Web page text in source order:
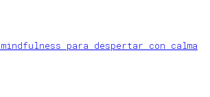
para despertar con calma